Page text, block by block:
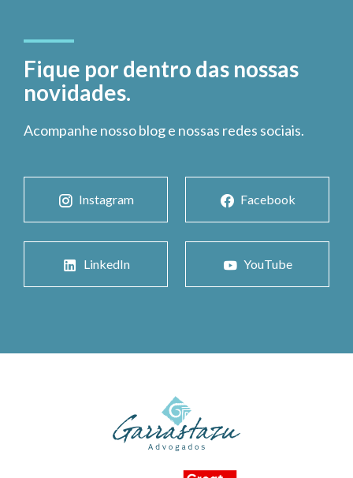
Fique por dentro das nossas
novidades.
Acompanhe nosso blog e nossas redes sociais.
Instagram Facebook
LinkedIn YouTube